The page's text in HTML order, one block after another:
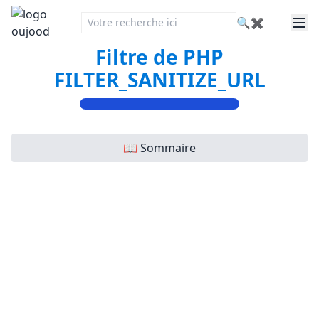
🔍 ✖
Filtre de PHP
FILTER_SANITIZE_URL
📖 Sommaire